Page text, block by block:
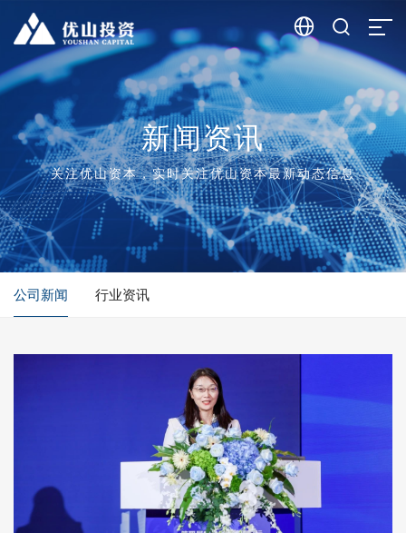
 
新闻资讯
关注优山资本，实时关注优山资本最新动态信息
公司新闻 行业资讯